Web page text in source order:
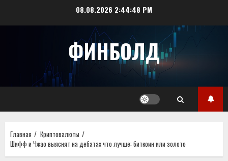
08.08.2026 2:44:49 PM
ФИНБОЛД
Главная
Криптовалюты
Шифф и Чжао выяснят на дебатах что лучше: биткоин или золото